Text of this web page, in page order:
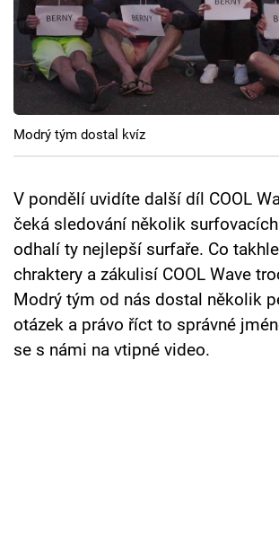
Cool Esport
Pořady
Přihlášení
Sledujte nás
Modrý tým dostal kvíz
V pondělí uvidíte další díl COOL
čeká sledování několik surfovacích
odhalí ty nejlepší surfaře. Co
chraktery a zákulisí COOL Wave
Modrý tým od nás dostal několik
otázek a právo říct to správné
se s námi na vtipné video.